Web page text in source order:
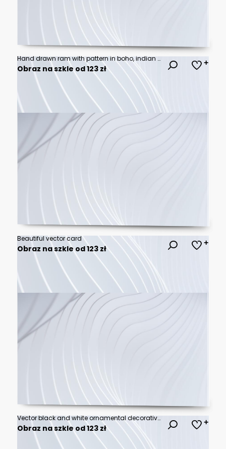
Hand drawn ram with pattern in boho, indian or shaman styles. Vector art poster.
Obraz na szkle od 123 zł
Beautiful vector card
Obraz na szkle od 123 zł
Vector black and white ornamental decorative illustration of cat, isolated on the white background.
Obraz na szkle od 123 zł